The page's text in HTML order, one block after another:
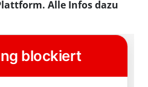
Alle Infos dazu